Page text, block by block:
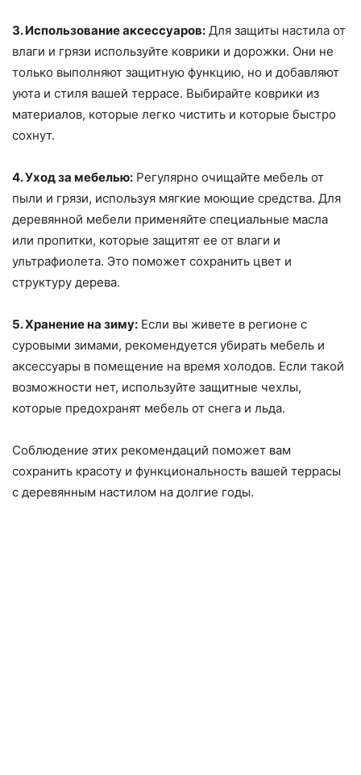
3. Использование аксессуаров: Для защиты настила от
влаги и грязи используйте коврики и дорожки. Они не
только выполняют защитную функцию, но и добавляют
уюта и стиля вашей террасе. Выбирайте коврики из
материалов, которые легко чистить и которые быстро
сохнут.
4. Уход за мебелью: Регулярно очищайте мебель от
пыли и грязи, используя мягкие моющие средства. Для
деревянной мебели применяйте специальные масла
или пропитки, которые защитят ее от влаги и
ультрафиолета. Это поможет сохранить цвет и
структуру дерева.
5. Хранение на зиму: Если вы живете в регионе с
суровыми зимами, рекомендуется убирать мебель и
аксессуары в помещение на время холодов. Если такой
возможности нет, используйте защитные чехлы,
которые предохранят мебель от снега и льда.
Соблюдение этих рекомендаций поможет вам
сохранить красоту и функциональность вашей террасы
с деревянным настилом на долгие годы.